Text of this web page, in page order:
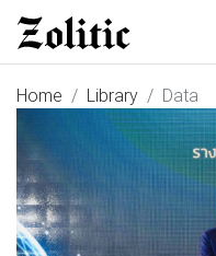
Home Library Data